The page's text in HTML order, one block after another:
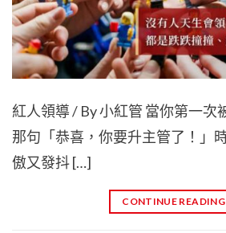
紅人領導 / By 小紅管 當你第一次
那句「恭喜，你要升主管了！」
傲又發抖 […]
CONTINUE READING